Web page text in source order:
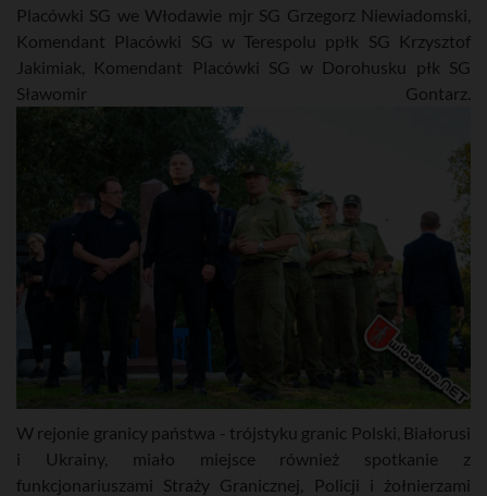
Placówki SG we Włodawie mjr SG Grzegorz Niewiadomski,
Komendant Placówki SG w Terespolu ppłk SG Krzysztof
Jakimiak, Komendant Placówki SG w Dorohusku płk SG
Sławomir Gontarz.
W rejonie granicy państwa - trójstyku granic Polski, Białorusi
i Ukrainy, miało miejsce również spotkanie z
funkcjonariuszami Straży Granicznej, Policji i żołnierzami